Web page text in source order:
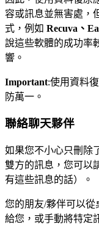
容或訊息並無害處，
式，例如 Recuva、
說這些軟體的成功率
響。
Important:使用資料
防萬一。
聯絡聊天夥伴
如果您不小心只刪除
雙方的訊息，您可以
有這些訊息的話）。
您的朋友/夥伴可以
給您，或手動將特定